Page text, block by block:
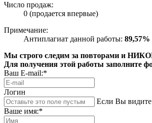
Число продаж:
0 (продается впервые)
Примечание:
Антиплагиат данной работы: 89,57%
Мы строго следим за повторами и
Для получения этой работы заполните
Ваш E-mail:*
Логин
Если Вы видите
Ваше имя:*